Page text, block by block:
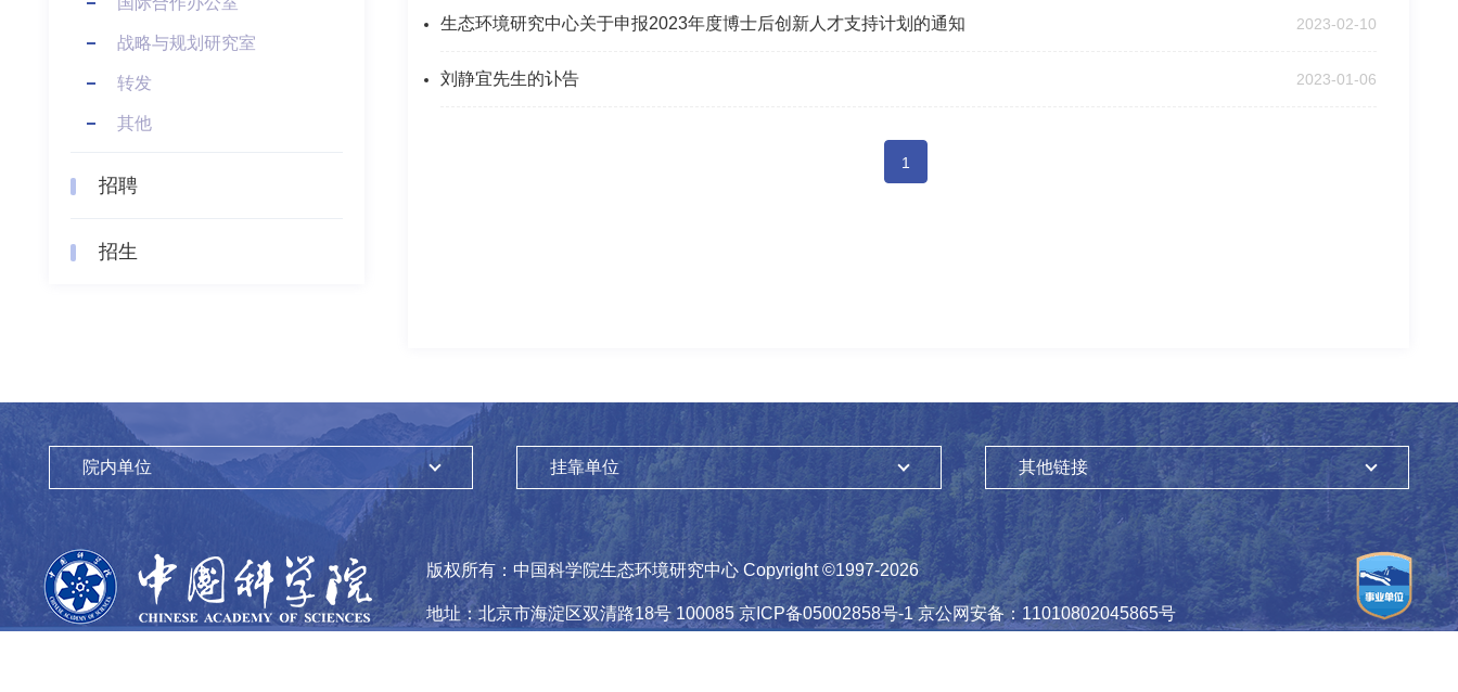
战略与规划研究室
转发
其他
招聘
招生
生态环境研究中心关于申报2023年度博士后创新人才支持计划的通知 2023-02-10
刘静宜先生的讣告 2023-01-06
1
院内单位 挂靠单位 其他链接
版权所有： 中国科学院生态环境研究中心 Copyright ©1997-2026
地址：北京市海淀区双清路18号 100085 京ICP备05002858号-1 京公网安备：11010802045865号